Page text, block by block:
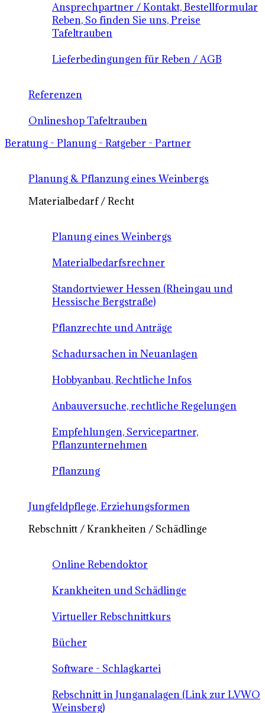
Ansprechpartner / Kontakt, Bestellformular
Reben, So finden Sie uns, Preise
Tafeltrauben
Lieferbedingungen für Reben / AGB
Referenzen
Onlineshop Tafeltrauben
Beratung - Planung - Ratgeber - Partner
Planung & Pflanzung eines Weinbergs
Materialbedarf / Recht
Planung eines Weinbergs
Materialbedarfsrechner
Standortviewer Hessen (Rheingau und
Hessische Bergstraße)
Pflanzrechte und Anträge
Schadursachen in Neuanlagen
Hobbyanbau, Rechtliche Infos
Anbauversuche, rechtliche Regelungen
Empfehlungen, Servicepartner,
Pflanzunternehmen
Pflanzung
Jungfeldpflege, Erziehungsformen
Rebschnitt / Krankheiten / Schädlinge
Online Rebendoktor
Krankheiten und Schädlinge
Virtueller Rebschnittkurs
Bücher
Software - Schlagkartei
Rebschnitt in Junganalagen (Link zur LVWO
Weinsberg)